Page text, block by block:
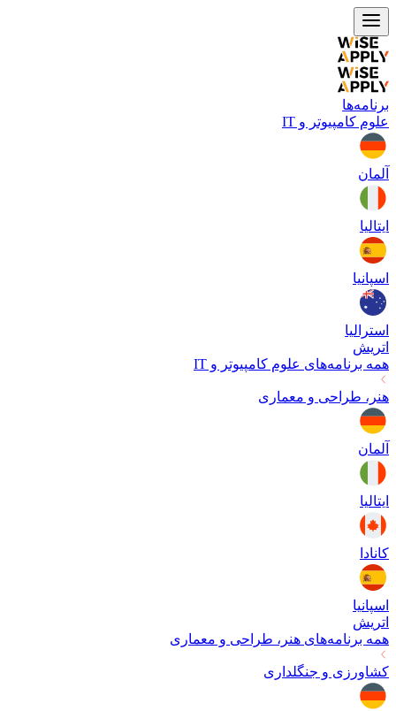
برنامه‌ها
علوم کامپیوتر و IT
آلمان
ایتالیا
اسپانیا
استرالیا
اتریش
همه برنامه‌های علوم کامپیوتر و IT
هنر، طراحی و معماری
آلمان
ایتالیا
کانادا
اسپانیا
اتریش
همه برنامه‌های هنر، طراحی و معماری
کشاورزی و جنگلداری